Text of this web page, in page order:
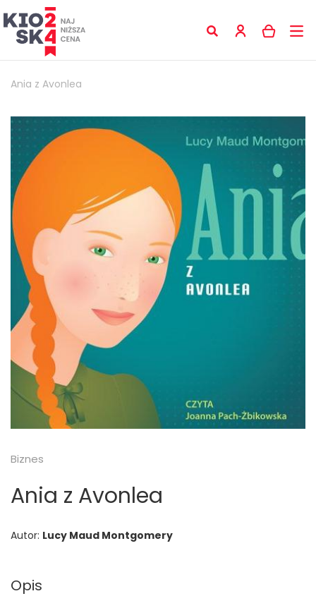
Ania z Avonlea
Biznes
Ania z Avonlea
Autor: Lucy Maud Montgomery
Opis